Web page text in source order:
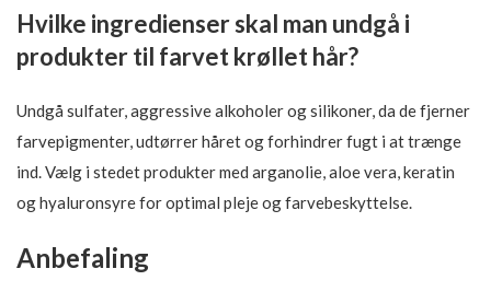
Hvilke ingredienser skal man undgå i
produkter til farvet krøllet hår?
Undgå sulfater, aggressive alkoholer og silikoner, da de fjerner
farvepigmenter, udtørrer håret og forhindrer fugt i at trænge
ind. Vælg i stedet produkter med arganolie, aloe vera, keratin
og hyaluronsyre for optimal pleje og farvebeskyttelse.
Anbefaling